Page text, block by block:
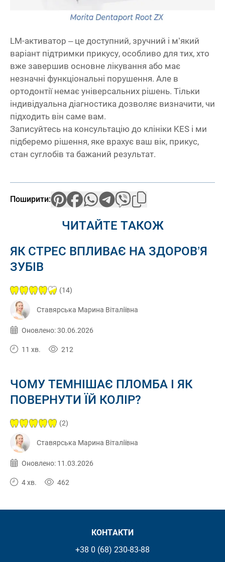
LM-активатор – це доступний, зручний і м’який
варіант підтримки прикусу, особливо для тих, хто
вже завершив основне лікування або має
незначні функціональні порушення. Але в
ортодонтії немає універсальних рішень. Тільки
індивідуальна діагностика дозволяє визначити, чи
підходить він саме вам.
Записуйтесь на консультацію до клініки KES і ми
підберемо рішення, яке врахує ваш вік, прикус,
стан суглобів та бажаний результат.
Поширити:
ЧИТАЙТЕ ТАКОЖ
ЯК СТРЕС ВПЛИВАЄ НА ЗДОРОВ’Я
ЗУБІВ
Ставярська Марина Віталіївна
(14)
Опубліковано:
30.06.2026
Оновлено: 30.06.2026
11 хв. 212
ЧОМУ ТЕМНІШАЄ ПЛОМБА І ЯК
ПОВЕРНУТИ ЇЙ КОЛІР?
Ставярська Марина Віталіївна
(2)
Опубліковано:
11.03.2026
Оновлено: 11.03.2026
4 хв. 462
КОНТАКТИ
+38 0 (68) 230-83-88